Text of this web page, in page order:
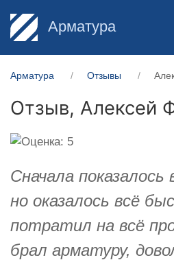
Арматура
Арматура Отзывы
Отзыв, Алексей
Сначала показалось
но оказалось всё
потратил на всё
брал арматуру,